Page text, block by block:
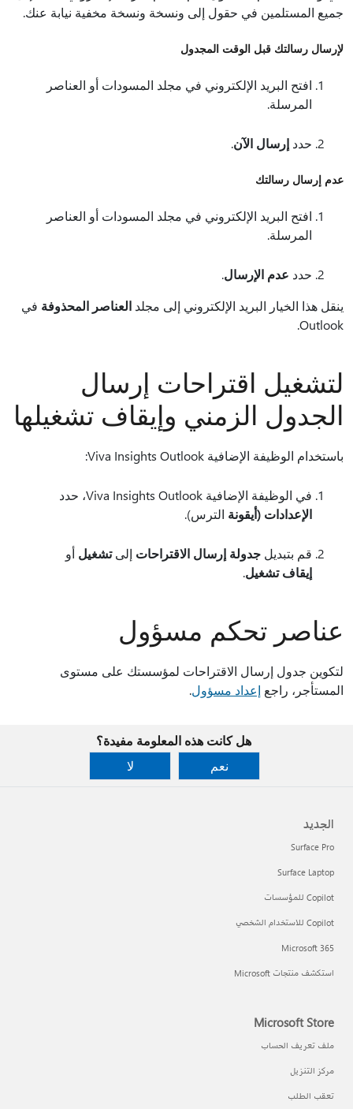
جميع المستلمين في حقول إلى ونسخة ونسخة مخفية نيابة عنك.
لإرسال رسالتك قبل الوقت المجدول
افتح البريد الإلكتروني في مجلد المسودات أو العناصر
المرسلة.
حدد إرسال الآن.
عدم إرسال رسالتك
افتح البريد الإلكتروني في مجلد المسودات أو العناصر
المرسلة.
حدد عدم الإرسال.
ينقل هذا الخيار البريد الإلكتروني إلى مجلد العناصر المحذوفة في
Outlook.
لتشغيل اقتراحات إرسال
الجدول الزمني وإيقاف تشغيلها
باستخدام الوظيفة الإضافية Viva Insights Outlook:
في الوظيفة الإضافية Viva Insights Outlook، حدد
الإعدادات (أيقونة الترس).
قم بتبديل جدولة إرسال الاقتراحات إلىتشغيل أو
إيقاف تشغيل.
عناصر تحكم مسؤول
لتكوين جدول إرسال الاقتراحات لمؤسستك على مستوى
المستأجر، راجع إعداد مسؤول.
هل كانت هذه المعلومة مفيدة؟
نعم
لا
الجديد
Surface Pro
Surface Laptop
Copilot للمؤسسات
Copilot للاستخدام الشخصي
Microsoft 365
استكشف منتجات Microsoft
Microsoft Store
ملف تعريف الحساب
مركز التنزيل
تعقب الطلب